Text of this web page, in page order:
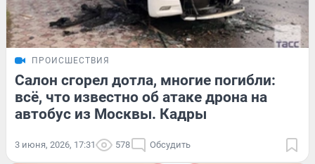
ПРОИСШЕСТВИЯ
Салон сгорел дотла, многие погибли:
всё, что известно об атаке дрона на
автобус из Москвы. Кадры
3 июня, 2026, 17:31 578 Обсудить